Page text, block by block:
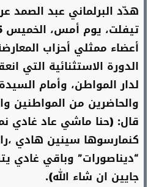
هدّد البرلماني عبد الصمد
أعضاء ممثلي أحزاب
الدورة الاستثنائية التي
لدار المواطن، وأمام
والحاضرين من المواطنين
قال: (حنا ماشي عاد غادي
كنمارسوها سينين هادي
“ديناصورات” وباقي غادي
جايين ان شاء الله).